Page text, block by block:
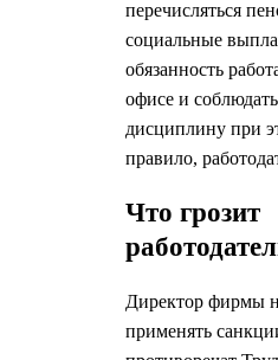
перечисляться
социальные
обязанность
офисе и
дисциплину при
правило,
Что грозит
Директор фирмы
применять